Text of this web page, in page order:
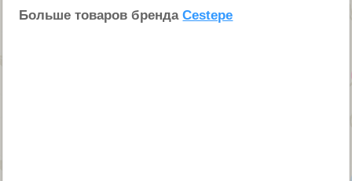
Больше товаров брендаCestepe